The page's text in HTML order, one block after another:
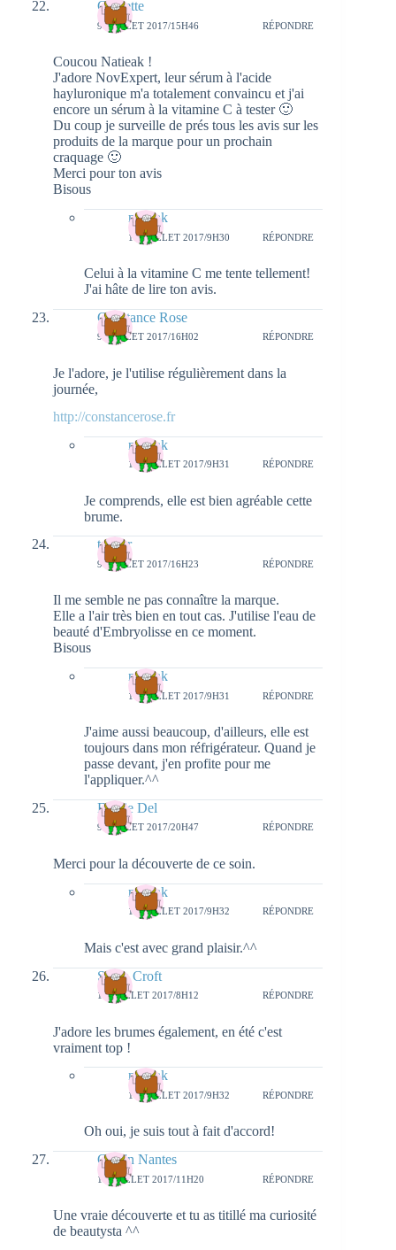
Crapette
9 JUILLET 2017/15H46 RÉPONDRE
Coucou Natieak !
J'adore NovExpert, leur sérum à l'acide
hayluronique m'a totalement convaincu et j'ai
encore un sérum à la vitamine C à tester 🙂
Du coup je surveille de prés tous les avis sur les
produits de la marque pour un prochain
craquage 🙂
Merci pour ton avis
Bisous
natieak
10 JUILLET 2017/9H30 RÉPONDRE
Celui à la vitamine C me tente tellement!
J'ai hâte de lire ton avis.
Constance Rose
9 JUILLET 2017/16H02 RÉPONDRE
Je l'adore, je l'utilise régulièrement dans la
journée,
http://constancerose.fr
natieak
10 JUILLET 2017/9H31 RÉPONDRE
Je comprends, elle est bien agréable cette
brume.
tanagr
9 JUILLET 2017/16H23 RÉPONDRE
Il me semble ne pas connaître la marque.
Elle a l'air très bien en tout cas. J'utilise l'eau de
beauté d'Embryolisse en ce moment.
Bisous
natieak
10 JUILLET 2017/9H31 RÉPONDRE
J'aime aussi beaucoup, d'ailleurs, elle est
toujours dans mon réfrigérateur. Quand je
passe devant, j'en profite pour me
l'appliquer.^^
Emilie Del
9 JUILLET 2017/20H47 RÉPONDRE
Merci pour la découverte de ce soin.
natieak
10 JUILLET 2017/9H32 RÉPONDRE
Mais c'est avec grand plaisir.^^
Sarah Croft
10 JUILLET 2017/8H12 RÉPONDRE
J'adore les brumes également, en été c'est
vraiment top !
natieak
10 JUILLET 2017/9H32 RÉPONDRE
Oh oui, je suis tout à fait d'accord!
Girls'n Nantes
10 JUILLET 2017/11H20 RÉPONDRE
Une vraie découverte et tu as titillé ma curiosité
de beautysta ^^